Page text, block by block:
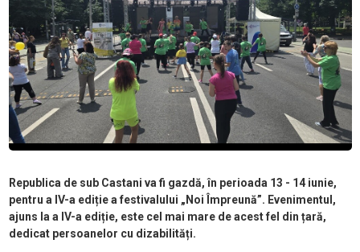
Republica de sub Castani va fi gazdă, în perioada 13 - 14 iunie,
pentru a IV-a ediție a festivalului „Noi Împreună”. Evenimentul,
ajuns la a IV-a ediție, este cel mai mare de acest fel din țară,
dedicat persoanelor cu dizabilități.